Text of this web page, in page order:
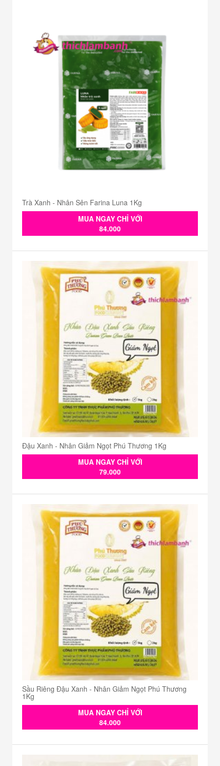
Trà Xanh - Nhân Sên Farina Luna 1Kg
MUA NGAY CHỈ VỚI
84.000
Đậu Xanh - Nhân Giảm Ngọt Phú Thương 1Kg
MUA NGAY CHỈ VỚI
79.000
Sầu Riêng Đậu Xanh - Nhân Giảm Ngọt Phú Thương
1Kg
MUA NGAY CHỈ VỚI
84.000